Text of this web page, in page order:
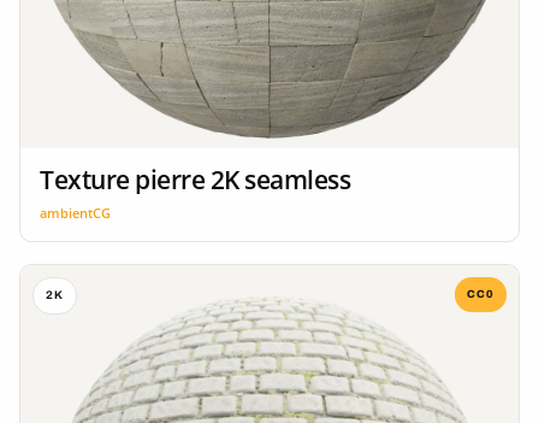
Texture pierre 2K seamless
ambientCG
2K CC0